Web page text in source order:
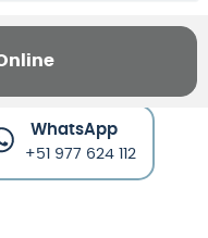
WhatsApp
+51 977 624 112